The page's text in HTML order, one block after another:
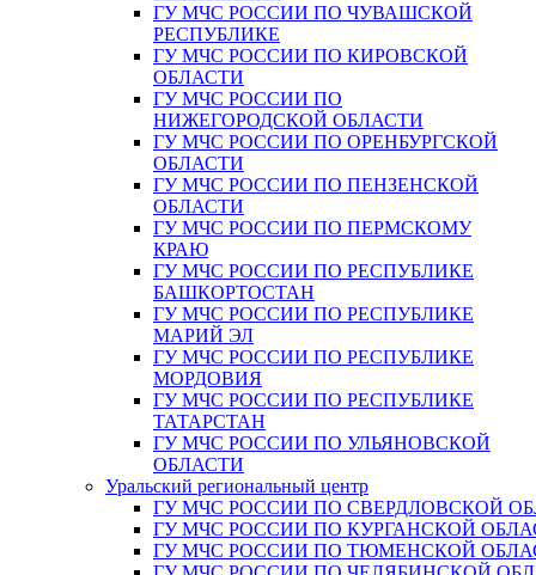
ГУ МЧС РОССИИ ПО ЧУВАШСКОЙ
РЕСПУБЛИКЕ
ГУ МЧС РОССИИ ПО КИРОВСКОЙ
ОБЛАСТИ
ГУ МЧС РОССИИ ПО
НИЖЕГОРОДСКОЙ ОБЛАСТИ
ГУ МЧС РОССИИ ПО ОРЕНБУРГСКОЙ
ОБЛАСТИ
ГУ МЧС РОССИИ ПО ПЕНЗЕНСКОЙ
ОБЛАСТИ
ГУ МЧС РОССИИ ПО ПЕРМСКОМУ
КРАЮ
ГУ МЧС РОССИИ ПО РЕСПУБЛИКЕ
БАШКОРТОСТАН
ГУ МЧС РОССИИ ПО РЕСПУБЛИКЕ
МАРИЙ ЭЛ
ГУ МЧС РОССИИ ПО РЕСПУБЛИКЕ
МОРДОВИЯ
ГУ МЧС РОССИИ ПО РЕСПУБЛИКЕ
ТАТАРСТАН
ГУ МЧС РОССИИ ПО УЛЬЯНОВСКОЙ
ОБЛАСТИ
Уральский региональный центр
ГУ МЧС РОССИИ ПО СВЕРДЛОВСКОЙ
ГУ МЧС РОССИИ ПО КУРГАНСКОЙ
ГУ МЧС РОССИИ ПО ТЮМЕНСКОЙ